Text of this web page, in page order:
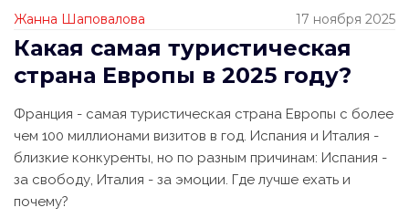
Жанна Шаповалова 17 ноября 2025
Какая самая туристическая
страна Европы в 2025 году?
Франция - самая туристическая страна Европы с более
чем 100 миллионами визитов в год. Испания и Италия -
близкие конкуренты, но по разным причинам: Испания -
за свободу, Италия - за эмоции. Где лучше ехать и
почему?